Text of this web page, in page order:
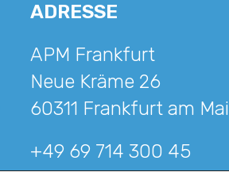
ADRESSE
APM Frankfurt
Neue Kräme 26
60311 Frankfurt am
+49 69 714 300 45